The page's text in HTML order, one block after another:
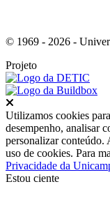
© 1969 - 2026 -
Projeto
Utilizamos cookies
desempenho, analisar
personalizar conteúdo.
uso de cookies. Para
Privacidade da
Estou ciente